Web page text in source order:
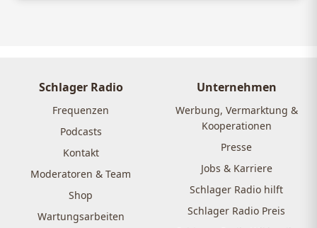
Schlager Radio
Frequenzen
Podcasts
Kontakt
Moderatoren & Team
Shop
Wartungsarbeiten
Unternehmen
Werbung, Vermarktung &
Kooperationen
Presse
Jobs & Karriere
Schlager Radio hilft
Schlager Radio Preis